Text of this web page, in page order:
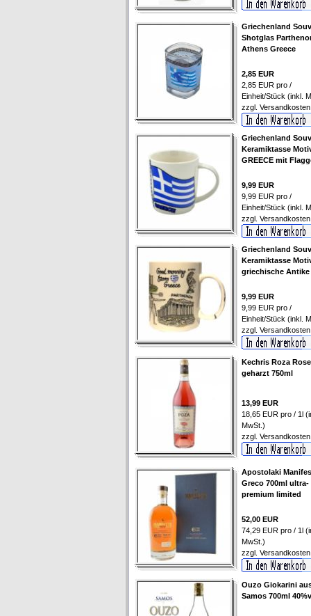
Griechenland
Shotglas
Athens Greece
2,85 EUR
2,85 EUR pro /
Einheit/Stück (inkl.
zzgl. Versandkosten
Griechenland
Keramiktasse
GREECE mit
9,99 EUR
9,99 EUR pro /
Einheit/Stück (inkl.
zzgl. Versandkosten
Griechenland
Keramiktasse
griechische Antike
9,99 EUR
9,99 EUR pro /
Einheit/Stück (inkl.
zzgl. Versandkosten
Kechris Roza
geharzt 750ml
13,99 EUR
18,65 EUR pro / 1l
MwSt.)
zzgl. Versandkosten
Apostolaki
Greco 700ml ultra-
premium limited
52,00 EUR
74,29 EUR pro / 1l
MwSt.)
zzgl. Versandkosten
Ouzo Giokarini
Samos 700ml